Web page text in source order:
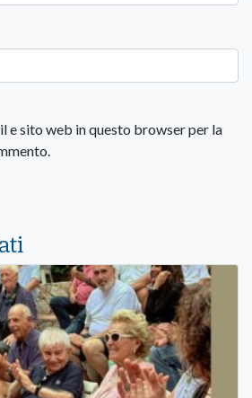
e sito web in questo browser per la